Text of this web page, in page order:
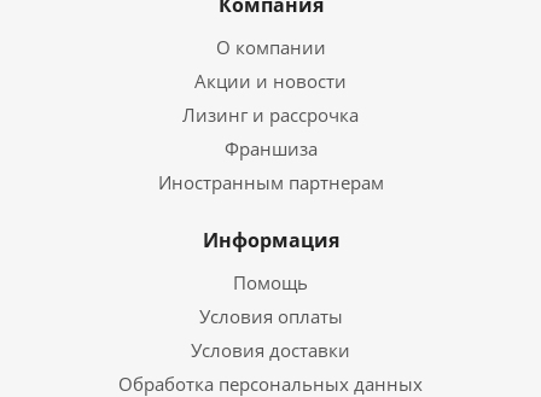
О компании
Акции и новости
Лизинг и рассрочка
Франшиза
Иностранным партнерам
Информация
Помощь
Условия оплаты
Условия доставки
Обработка персональных данных